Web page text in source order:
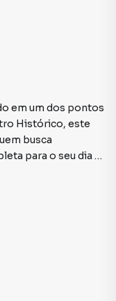
em um dos pontos
Histórico, este
busca
para o seu dia a
excelente
sistema de